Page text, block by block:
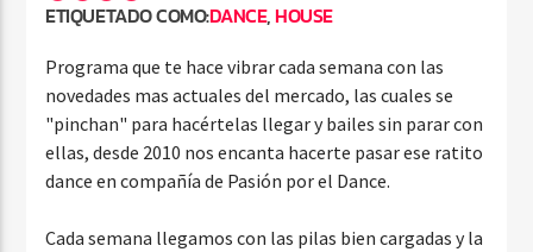
ETIQUETADO COMO:DANCE,HOUSE
Programa que te hace vibrar cada semana con las
novedades mas actuales del mercado, las cuales se
"pinchan" para hacértelas llegar y bailes sin parar con
ellas, desde 2010 nos encanta hacerte pasar ese ratito
dance en compañía de Pasión por el Dance.
Cada semana llegamos con las pilas bien cargadas y la